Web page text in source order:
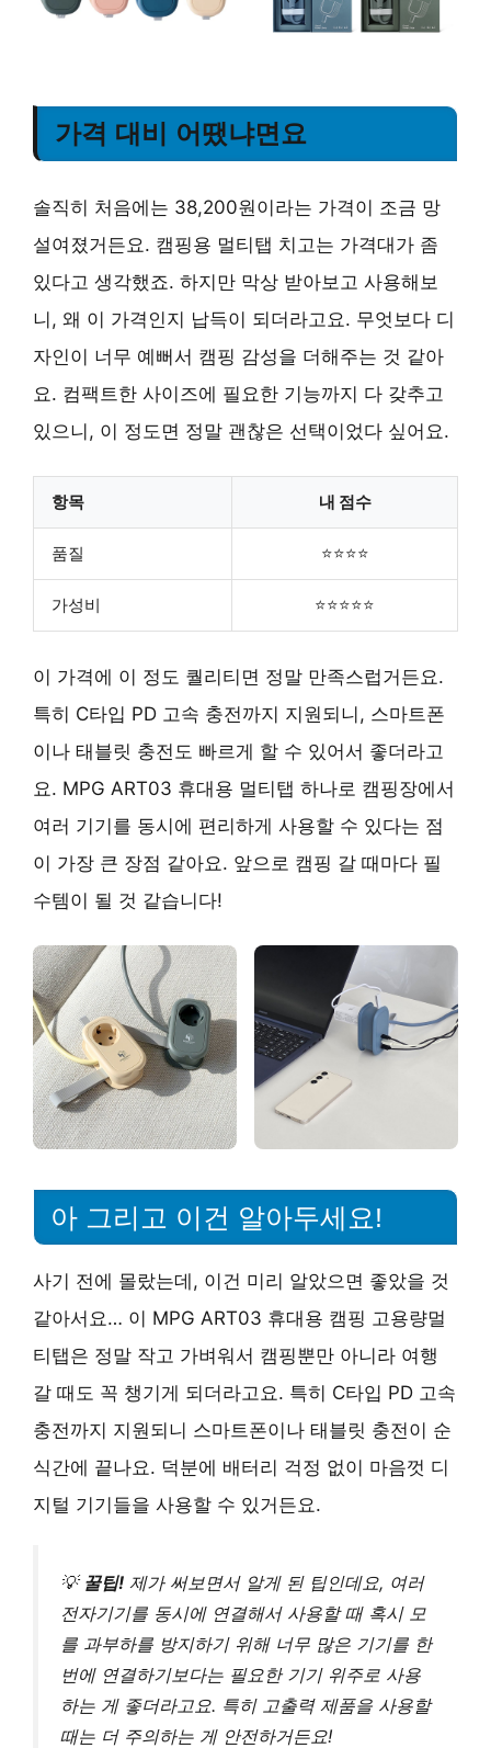
가격 대비 어땠냐면요
솔직히 처음에는 38,200원이라는 가격이 조금 망
설여졌거든요. 캠핑용 멀티탭 치고는 가격대가 좀
있다고 생각했죠. 하지만 막상 받아보고 사용해보
니, 왜 이 가격인지 납득이 되더라고요. 무엇보다 디
자인이 너무 예뻐서 캠핑 감성을 더해주는 것 같아
요. 컴팩트한 사이즈에 필요한 기능까지 다 갖추고
있으니, 이 정도면 정말 괜찮은 선택이었다 싶어요.
항목 내 점수
품질 ⭐⭐⭐⭐
가성비 ⭐⭐⭐⭐⭐
이 가격에 이 정도 퀄리티면 정말 만족스럽거든요.
특히 C타입 PD 고속 충전까지 지원되니, 스마트폰
이나 태블릿 충전도 빠르게 할 수 있어서 좋더라고
요. MPG ART03 휴대용 멀티탭 하나로 캠핑장에서
여러 기기를 동시에 편리하게 사용할 수 있다는 점
이 가장 큰 장점 같아요. 앞으로 캠핑 갈 때마다 필
수템이 될 것 같습니다!
아 그리고 이건 알아두세요!
사기 전에 몰랐는데, 이건 미리 알았으면 좋았을 것
같아서요… 이 MPG ART03 휴대용 캠핑 고용량멀
티탭은 정말 작고 가벼워서 캠핑뿐만 아니라 여행
갈 때도 꼭 챙기게 되더라고요. 특히 C타입 PD 고속
충전까지 지원되니 스마트폰이나 태블릿 충전이 순
식간에 끝나요. 덕분에 배터리 걱정 없이 마음껏 디
지털 기기들을 사용할 수 있거든요.
💡 꿀팁! 제가 써보면서 알게 된 팁인데요, 여러
전자기기를 동시에 연결해서 사용할 때 혹시 모
를 과부하를 방지하기 위해 너무 많은 기기를 한
번에 연결하기보다는 필요한 기기 위주로 사용
하는 게 좋더라고요. 특히 고출력 제품을 사용할
때는 더 주의하는 게 안전하거든요!